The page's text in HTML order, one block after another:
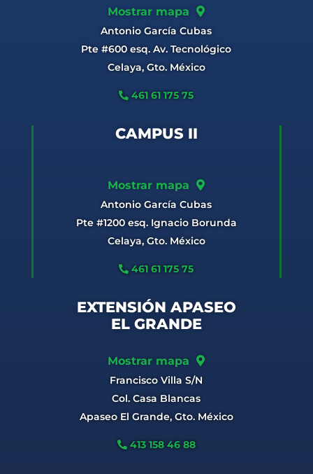
Mostrar mapa
Antonio García Cubas
Pte #600 esq. Av. Tecnológico
Celaya, Gto. México
461 61 175 75
CAMPUS II
Mostrar mapa
Antonio García Cubas
Pte #1200 esq. Ignacio Borunda
Celaya, Gto. México
461 61 175 75
EXTENSIÓN APASEO
EL GRANDE
Mostrar mapa
Francisco Villa S/N
Col. Casa Blancas
Apaseo El Grande, Gto. México
413 158 46 88